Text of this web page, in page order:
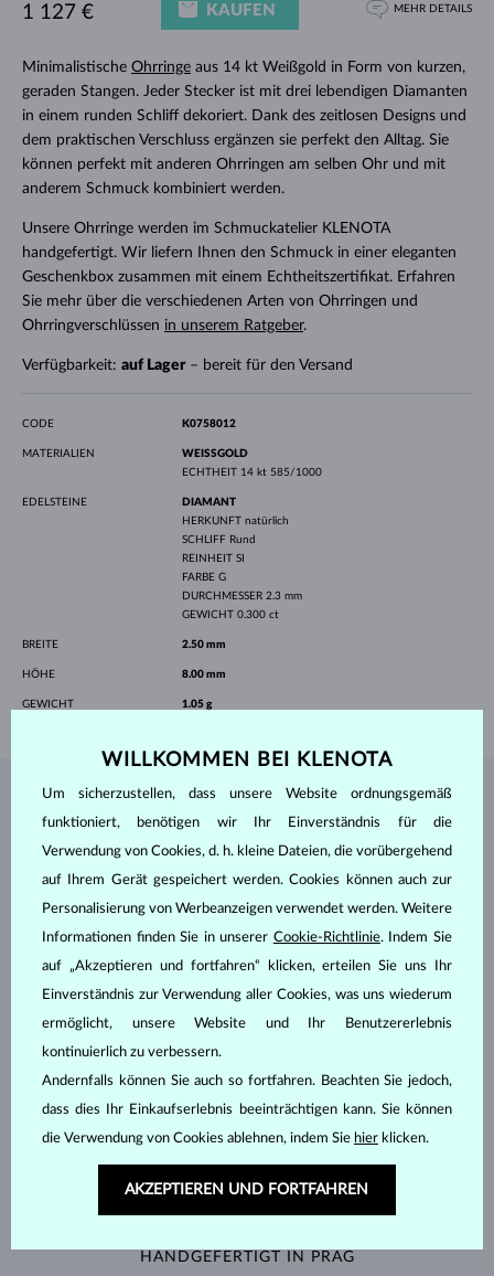
Minimalistische Ohrringeaus 14 kt Weißgold in Form von kurzen,
geraden Stangen. Jeder Stecker ist mit drei lebendigen Diamanten
in einem runden Schliff dekoriert. Dank des zeitlosen Designs und
dem praktischen Verschluss ergänzen sie perfekt den Alltag. Sie
können perfekt mit anderen Ohrringen am selben Ohr und mit
anderem Schmuck kombiniert werden.
Unsere Ohrringe werden im Schmuckatelier KLENOTA
handgefertigt. Wir liefern Ihnen den Schmuck in einer eleganten
Geschenkbox zusammen mit einem Echtheitszertifikat. Erfahren
Sie mehr über die verschiedenen Arten von Ohrringen und
Ohrringverschlüssen in unserem Ratgeber.
Verfügbarkeit: auf Lager– bereit für den Versand
1 127 € KAUFEN MEHR DETAILS
CODE K0758012
MATERIALIEN
WEISSGOLD
ECHTHEIT 14 kt 585/1000
EDELSTEINE
DIAMANT
HERKUNFT natürlich
SCHLIFF Rund
REINHEIT SI
FARBE G
DURCHMESSER 2.3 mm
GEWICHT 0.300 ct
BREITE 2.50 mm
HÖHE 8.00 mm
GEWICHT 1.05 g
SCHMUCK AUS DEM KLENOTA ATELIER
HANDGEFERTIGT IN PRAG
WILLKOMMEN BEI KLENOTA
Um sicherzustellen, dass unsere Website ordnungsgemäß
funktioniert, benötigen wir Ihr Einverständnis für die
Verwendung von Cookies, d. h. kleine Dateien, die vorübergehend
auf Ihrem Gerät gespeichert werden. Cookies können auch zur
Personalisierung von Werbeanzeigen verwendet werden. Weitere
Informationen finden Sie in unserer Cookie-Richtlinie. Indem Sie
auf „Akzeptieren und fortfahren“ klicken, erteilen Sie uns Ihr
Einverständnis zur Verwendung aller Cookies, was uns wiederum
ermöglicht, unsere Website und Ihr Benutzererlebnis
kontinuierlich zu verbessern.
Andernfalls können Sie auch so fortfahren. Beachten Sie jedoch,
dass dies Ihr Einkaufserlebnis beeinträchtigen kann. Sie können
die Verwendung von Cookies ablehnen, indem Sie hier klicken.
AKZEPTIEREN UND FORTFAHREN